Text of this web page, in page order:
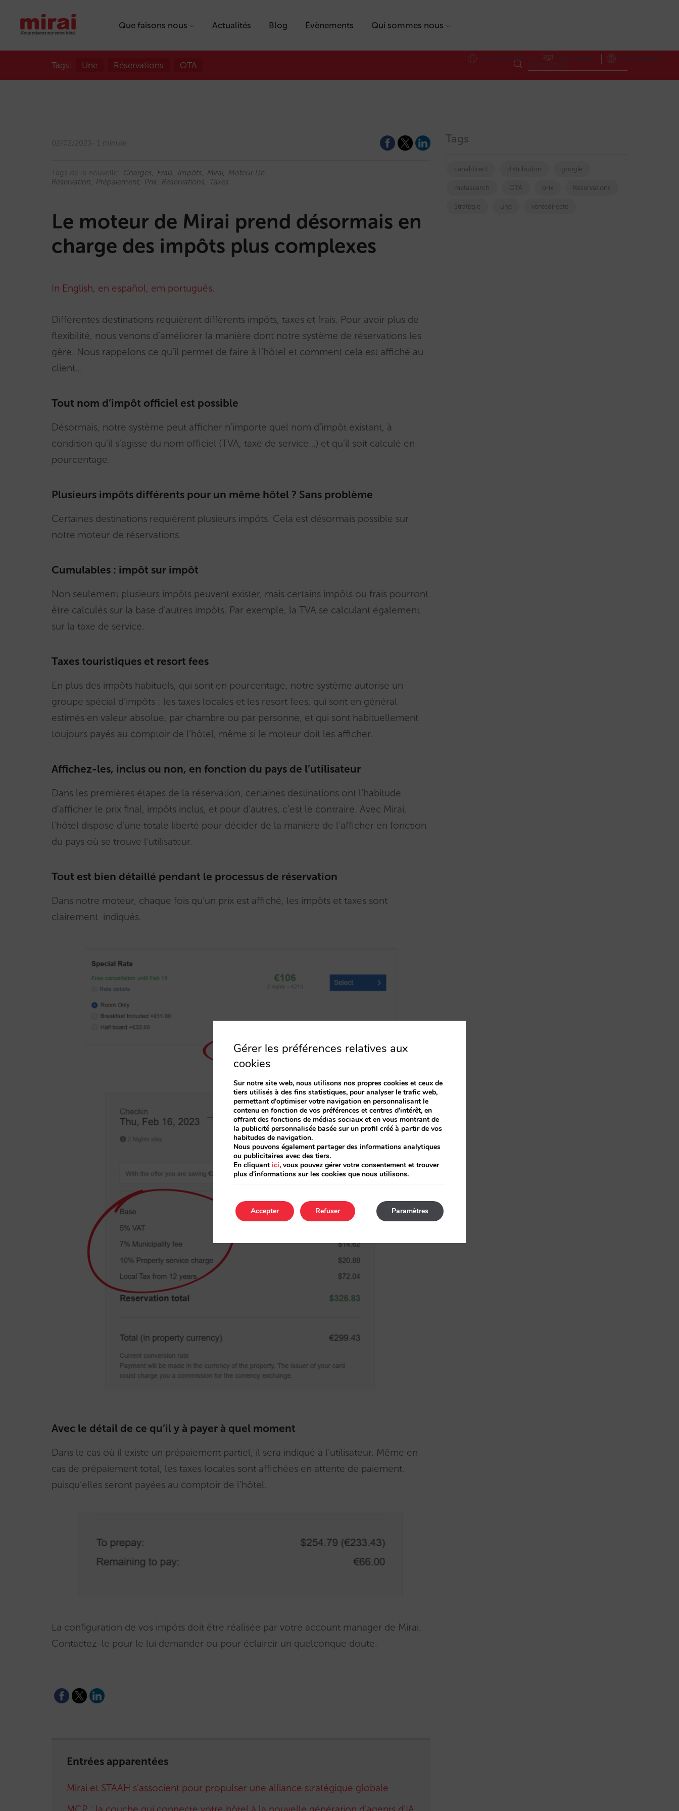
Que faisons nous Actualités Blog Évènements Qui sommes nous
Accès Hôteliers Partnerships International
Tags: Une Réservations OTA
02/02/2023 1 minute
Tags de la nouvelle: Charges Frais Impôts Mirai
Moteur De
Réservation
Prépaiement Prix Réservations Taxes
Le moteur de Mirai prend désormais en
charge des impôts plus complexes
In English, en español, em português.
Différentes destinations requièrent différents impôts, taxes et frais. Pour avoir plus de
flexibilité, nous venons d’améliorer la manière dont notre système de réservations les
gère. Nous rappelons ce qu’il permet de faire à l’hôtel et comment cela est affiché au
client…
Tout nom d’impôt officiel est possible
Désormais, notre système peut afficher n’importe quel nom d’impôt existant, à
condition qu’il s’agisse du nom officiel (TVA, taxe de service…) et qu’il soit calculé en
pourcentage.
Plusieurs impôts différents pour un même hôtel ? Sans problème
Certaines destinations requièrent plusieurs impôts. Cela est désormais possible sur
notre moteur de réservations.
Cumulables : impôt sur impôt
Non seulement plusieurs impôts peuvent exister, mais certains impôts ou frais pourront
être calculés sur la base d’autres impôts. Par exemple, la TVA se calculant également
sur la taxe de service.
Taxes touristiques et resort fees
En plus des impôts habituels, qui sont en pourcentage, notre système autorise un
groupe spécial d’impôts : les taxes locales et les resort fees, qui sont en général
estimés en valeur absolue, par chambre ou par personne, et qui sont habituellement
toujours payés au comptoir de l’hôtel, même si le moteur doit les afficher.
Affichez-les, inclus ou non, en fonction du pays de l’utilisateur
Dans les premières étapes de la réservation, certaines destinations ont l‘habitude
d’afficher le prix final, impôts inclus, et pour d’autres, c’est le contraire. Avec Mirai,
l’hôtel dispose d’une totale liberté pour décider de la manière de l’afficher en fonction
du pays où se trouve l’utilisateur.
Tout est bien détaillé pendant le processus de réservation
Dans notre moteur, chaque fois qu’un prix est affiché, les impôts et taxes sont
clairement indiqués.
Avec le détail de ce qu’il y à payer à quel moment
Dans le cas où il existe un prépaiement partiel, il sera indiqué à l’utilisateur. Même en
cas de prépaiement total, les taxes locales sont affichées en attente de paiement,
puisqu’elles seront payées au comptoir de l’hôtel.
La configuration de vos impôts doit être réalisée par votre account manager de Mirai.
Contactez-le pour le lui demander ou pour éclaircir un quelconque doute.
Entrées apparentées
Mirai et STAAH s’associent pour propulser une alliance stratégique globale
Tags
canaldirect distribution google
metasearch OTA prix Réservations
Stratégie une ventedirecte
Gérer les préférences relatives aux
cookies
Sur notre site web, nous utilisons nos propres cookies et ceux de
tiers utilisés à des fins statistiques, pour analyser le trafic web,
permettant d'optimiser votre navigation en personnalisant le
contenu en fonction de vos préférences et centres d'intérêt, en
offrant des fonctions de médias sociaux et en vous montrant de
la publicité personnalisée basée sur un profil créé à partir de vos
habitudes de navigation.
Nous pouvons également partager des informations analytiques
ou publicitaires avec des tiers.
En cliquant ici, vous pouvez gérer votre consentement et trouver
plus d'informations sur les cookies que nous utilisons.
Accepter Paramètres
Refuser